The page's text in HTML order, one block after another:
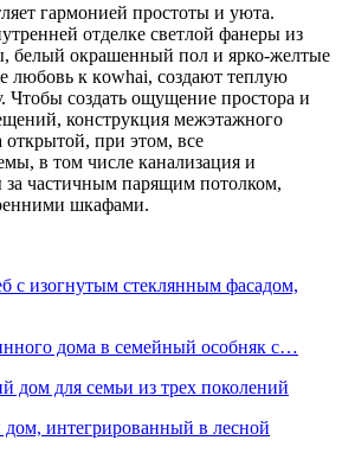
гармонией простоты и уюта.
отделке светлой фанеры из
белый окрашенный пол и ярко-желтые
к кowhai, создают теплую
создать ощущение простора и
конструкция межэтажного
открытой, при этом, все
в том числе канализация и
за частичным парящим потолком,
шкафами.
с изогнутым стеклянным фасадом,
дома в семейный особняк с…
дом для семьи из трех поколений
интегрированный в лесной